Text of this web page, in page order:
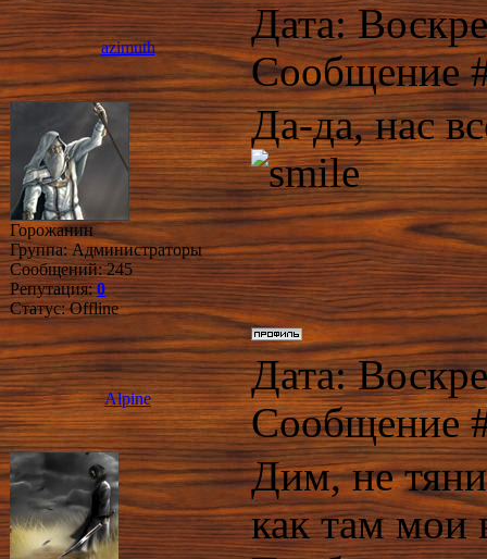
azimuth
Дата:
Сообщение
Горожанин
Группа: Администраторы
Сообщений:245
Репутация:0
Статус:Offline
Да-да, нас
Alpine
Дата:
Сообщение
Дим, не тяни
как там мои